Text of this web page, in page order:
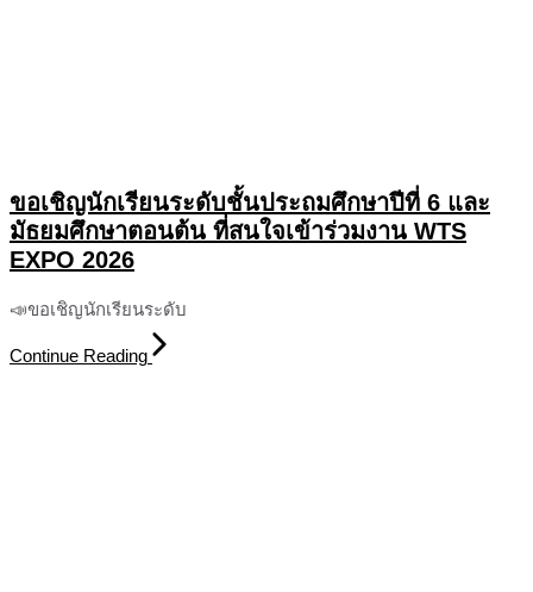
ขอเชิญนักเรียนระดับชั้นประถมศึกษาปีที่ 6 และ
มัธยมศึกษาตอนต้น ที่สนใจเข้าร่วมงาน WTS
EXPO 2026
📣ขอเชิญนักเรียนระดับ
Continue Reading